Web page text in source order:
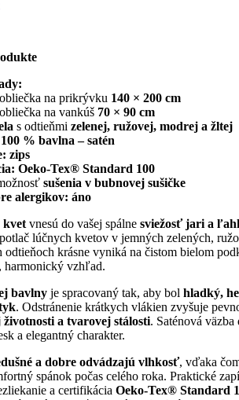
na prikrývku 140 × 200 cm
na vankúš 70 × 90 cm
s odtieňmi zelenej, ružovej, modrej a žltej
100 % bavlna – satén
zips
Oeko-Tex® Standard 100
sušenia v bubnovej sušičke
alergikov: áno
kvet vnesú do vašej spálne sviežosť jari a
lúčnych kvetov v jemných zelených,
odtieňoch krásne vyniká na čistom bielom
harmonický vzhľad.
bavlny je spracovaný tak, aby bol hladký,
. Odstránenie krátkych vlákien zvyšuje
životnosti a tvarovej stálosti. Saténová väzba
a elegantný charakter.
a dobre odvádzajú vlhkosť, vďaka
spánok počas celého roka. Praktické
a certifikácia Oeko-Tex® Standard